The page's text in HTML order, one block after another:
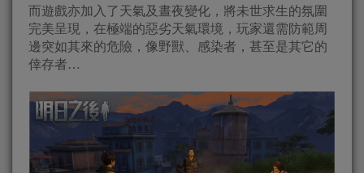
而遊戲亦加入了天氣及晝夜變化，將未世求生的氛圍
完美呈現，在極端的惡劣天氣環境，玩家還需防範周
邊突如其來的危險，像野獸、感染者，甚至是其它的
倖存者…